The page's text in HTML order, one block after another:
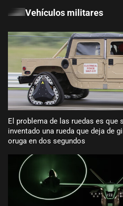
Vehículos militares
El problema de las ruedas es que
inventado una rueda que deja de
oruga en dos segundos